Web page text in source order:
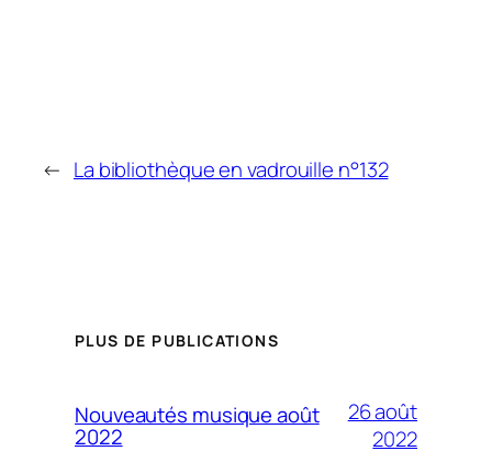
← La bibliothèque en vadrouille n°132
PLUS DE PUBLICATIONS
Nouveautés musique août
2022
26 août
2022